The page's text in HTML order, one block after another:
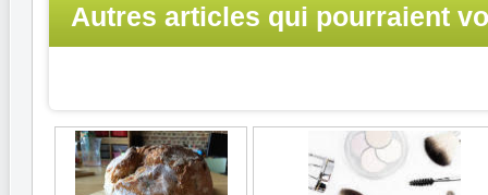
Autres articles qui pourraient